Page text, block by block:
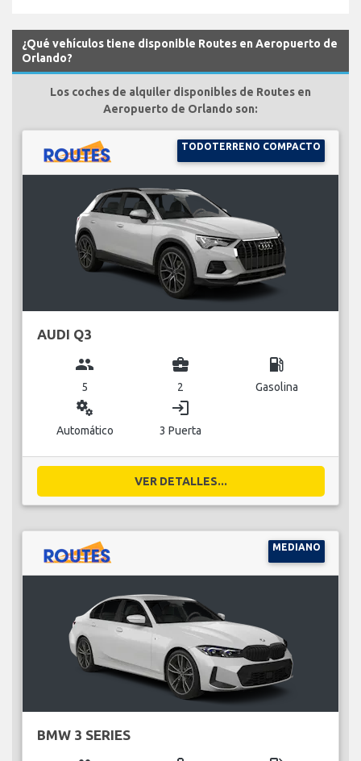
¿Qué vehículos tiene disponible Routes en Aeropuerto de
Orlando?
Los coches de alquiler disponibles de Routes en
Aeropuerto de Orlando son:
TODOTERRENO COMPACTO
AUDI Q3
group
5
business_center
2
local_gas_station
Gasolina
miscellaneous_services
Automático
login
3 Puerta
VER DETALLES...
MEDIANO
BMW 3 SERIES